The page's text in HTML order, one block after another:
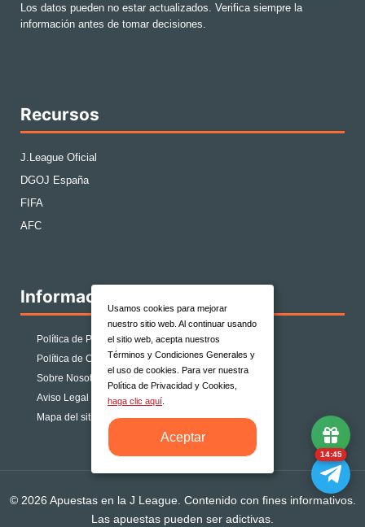
Los datos pueden no estar actualizados. Verifica siempre la
información antes de tomar decisiones.
Recursos
J.League Oficial
DGOJ España
FIFA
AFC
Información
Política de Privacidad
Política de Cookies
Sobre Nosotros
Aviso Legal
Mapa del sitio
© 2026 Apuestas en la J League. Contenido con fines informativos.
Las apuestas pueden ser adictivas.
Usamos cookies para mejorar
nuestro sitio web. Al continuar usando
el sitio web, acepta nuestros
Términos y Condiciones Generales y
el uso de cookies. Para ver nuestra
Política de Privacidad y Cookies,
haga clic aquí
Aceptar
14:45